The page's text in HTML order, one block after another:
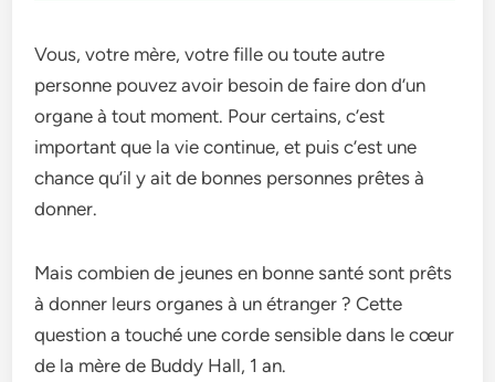
Vous, votre mère, votre fille ou toute autre
personne pouvez avoir besoin de faire don d’un
organe à tout moment. Pour certains, c’est
important que la vie continue, et puis c’est une
chance qu’il y ait de bonnes personnes prêtes à
donner.
Mais combien de jeunes en bonne santé sont prêts
à donner leurs organes à un étranger ? Cette
question a touché une corde sensible dans le cœur
de la mère de Buddy Hall, 1 an.